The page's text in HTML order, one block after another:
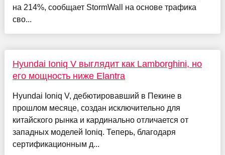
на 214%, сообщает StormWall на основе трафика
сво...
Hyundai Ioniq V выглядит как Lamborghini, но
его мощность ниже Elantra
Hyundai Ioniq V, дебютировавший в Пекине в
прошлом месяце, создан исключительно для
китайского рынка и кардинально отличается от
западных моделей Ioniq. Теперь, благодаря
сертификационным д...